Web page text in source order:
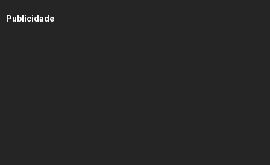
Publicidade